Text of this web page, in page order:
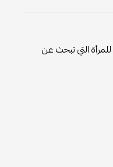
للمرأة التي تبحث عن